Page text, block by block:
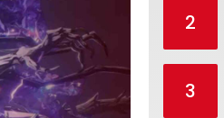
2
3